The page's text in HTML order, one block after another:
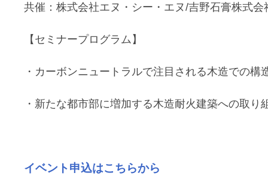
共催：株式会社エヌ・シー・エヌ/吉野石膏株式会
【セミナープログラム】
・カーボンニュートラルで注目される木造での構
・新たな都市部に増加する木造耐火建築への取り
イベント申込はこちらから